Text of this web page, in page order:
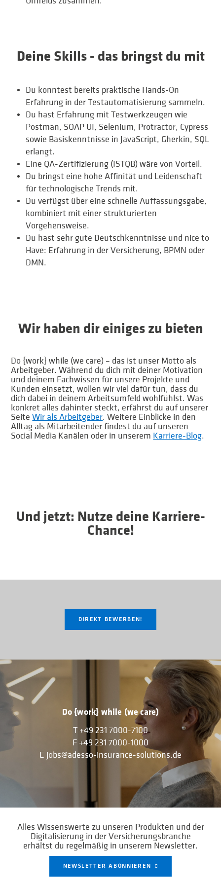
Deine Skills - das bringst du mit
Du konntest bereits praktische Hands-On
Erfahrung in der Testautomatisierung sammeln.
Du hast Erfahrung mit Testwerkzeugen wie
Postman, SOAP UI, Selenium, Protractor, Cypress
sowie Basiskenntnisse in JavaScript, Gherkin, SQL
erlangt.
Eine QA-Zertifizierung (ISTQB) wäre von Vorteil.
Du bringst eine hohe Affinität und Leidenschaft
für technologische Trends mit.
Du verfügst über eine schnelle Auffassungsgabe,
kombiniert mit einer strukturierten
Vorgehensweise.
Du hast sehr gute Deutschkenntnisse und nice to
Have: Erfahrung in der Versicherung, BPMN oder
DMN.
Wir haben dir einiges zu bieten
Do {work} while (we care) – das ist unser Motto als
Arbeitgeber. Während du dich mit deiner Motivation
und deinem Fachwissen für unsere Projekte und
Kunden einsetzt, wollen wir viel dafür tun, dass du
dich dabei in deinem Arbeitsumfeld wohlfühlst. Was
konkret alles dahinter steckt, erfährst du auf unserer
Seite Wir als Arbeitgeber. Weitere Einblicke in den
Alltag als Mitarbeitender findest du auf unseren
Social Media Kanälen oder in unserem Karriere-Blog.
Und jetzt: Nutze deine Karriere-
Chance!
DIREKT BEWERBEN!
Do {work} while (we care)
T +49 231 7000-7100
F +49 231 7000-1000
E jobs@adesso-insurance-solutions.de
Alles Wissenswerte zu unseren Produkten und der
Digitalisierung in der Versicherungsbranche
erhältst du regelmäßig in unserem Newsletter.
NEWSLETTER ABONNIEREN